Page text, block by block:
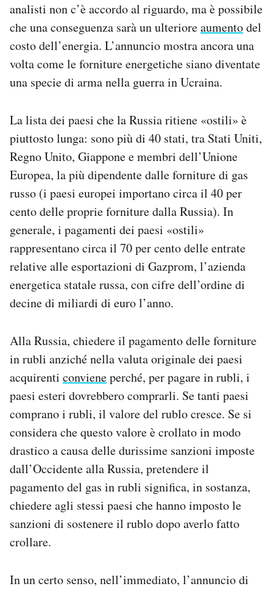
Regala il Post
Hai bisogno di aiuto?
Esci
analisti non c’è accordo al riguardo, ma è possibile
che una conseguenza sarà un ulterioreaumentodel
costo dell’energia. L’annuncio mostra ancora una
volta come le forniture energetiche siano diventate
una specie di arma nella guerra in Ucraina.
La lista dei paesi che la Russia ritiene «ostili» è
piuttosto lunga: sono più di 40 stati, tra Stati Uniti,
Regno Unito, Giappone e membri dell’Unione
Europea, la più dipendente dalle forniture di gas
russo (i paesi europei importano circa il 40 per
cento delle proprie forniture dalla Russia). In
generale, i pagamenti dei paesi «ostili»
rappresentano circa il 70 per cento delle entrate
relative alle esportazioni di Gazprom, l’azienda
energetica statale russa, con cifre dell’ordine di
decine di miliardi di euro l’anno.
Alla Russia, chiedere il pagamento delle forniture
in rubli anziché nella valuta originale dei paesi
acquirenti convieneperché, per pagare in rubli, i
paesi esteri dovrebbero comprarli. Se tanti paesi
comprano i rubli, il valore del rublo cresce. Se si
considera che questo valore è crollato in modo
drastico a causa delle durissime sanzioni imposte
dall’Occidente alla Russia, pretendere il
pagamento del gas in rubli significa, in sostanza,
chiedere agli stessi paesi che hanno imposto le
sanzioni di sostenere il rublo dopo averlo fatto
crollare.
In un certo senso, nell’immediato, l’annuncio di